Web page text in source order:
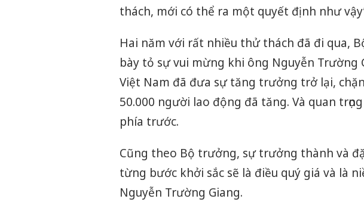
thách, mới có thể ra một quyết định như
Hai năm với rất nhiều thử thách đã đi qua,
bày tỏ sự vui mừng khi ông Nguyễn Trường
Việt Nam đã đưa sự tăng trưởng trở lại,
50.000 người lao động đã tăng. Và quan
phía trước.
Cũng theo Bộ trưởng, sự trưởng thành và
từng bước khởi sắc sẽ là điều quý giá và là
Nguyễn Trường Giang.